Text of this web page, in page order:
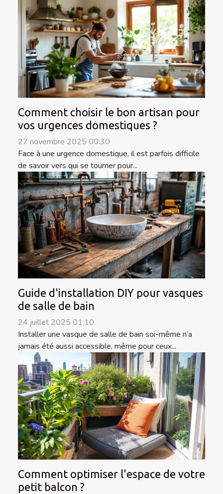
Comment choisir le bon artisan pour
vos urgences domestiques ?
27 novembre 2025 00:30
Face à une urgence domestique, il est parfois difficile
de savoir vers qui se tourner pour...
Guide d'installation DIY pour vasques
de salle de bain
24 juillet 2025 01:10
Installer une vasque de salle de bain soi-même n’a
jamais été aussi accessible, même pour ceux...
Comment optimiser l'espace de votre
petit balcon ?